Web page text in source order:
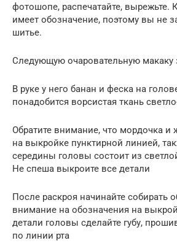
фотошопе, распечатайте, вырежьте.
имеет обозначение, поэтому вы не
шитье.
Следующую очаровательную макаку
В руке у него банан и феска на
понадобится ворсистая ткань
Обратите внимание, что мордочка
на выкройке пунктирной линией,
середины головы состоит из
Не спеша выкроите все детали
После раскроя начинайте собирать
внимание на обозначения на
детали головы сделайте губу,
по линии рта